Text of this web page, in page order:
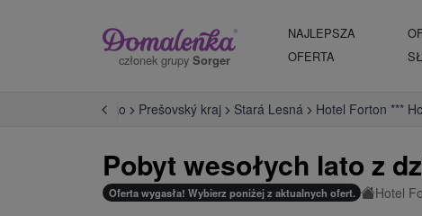
członek grupy Sorger
NAJLEPSZA
OFERTA
Východné Slovensko Prešovský kraj Stará Lesná Hotel Forton ***
Pobyt wesołych lato z
Oferta wygasła! Wybierz poniżej z aktualnych ofert. Hotel